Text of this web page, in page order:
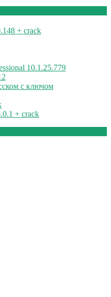
+ crack
10.1.25.779
с ключом
+ crack